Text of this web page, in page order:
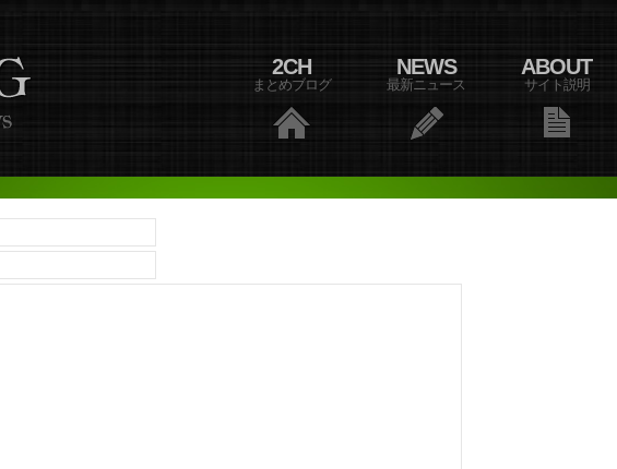
2CH
まとめブログ
NEWS
最新ニュース
ABOUT
サイト説明